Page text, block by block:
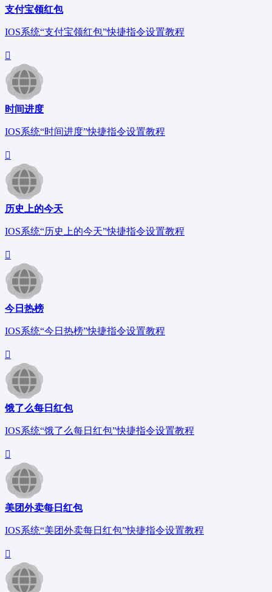
支付宝领红包
IOS系统“支付宝领红包”快捷指令设置教程
时间进度
IOS系统“时间进度”快捷指令设置教程
历史上的今天
IOS系统“历史上的今天”快捷指令设置教程
今日热榜
IOS系统“今日热榜”快捷指令设置教程
饿了么每日红包
IOS系统“饿了么每日红包”快捷指令设置教程
美团外卖每日红包
IOS系统“美团外卖每日红包”快捷指令设置教程